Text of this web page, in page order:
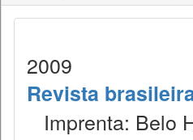
2009
Revista
Imprenta: Belo